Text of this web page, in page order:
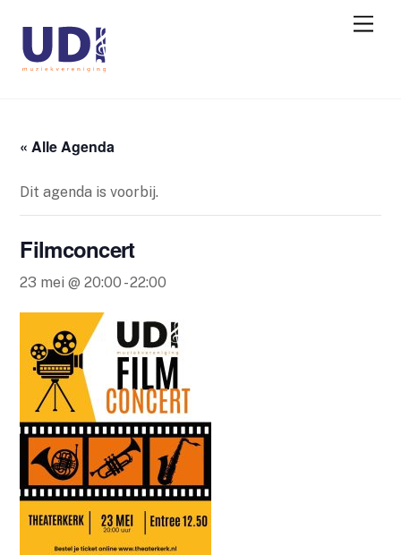
« Alle Agenda
Dit agenda is voorbij.
Filmconcert
23 mei @ 20:00 -22:00